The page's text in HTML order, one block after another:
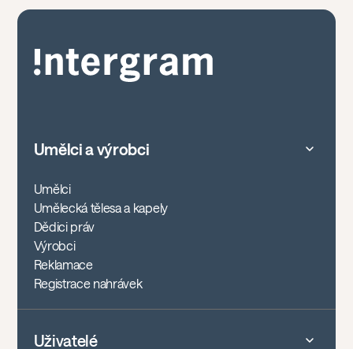
Umělci a výrobci
Umělci
Umělecká tělesa a kapely
Dědici práv
Výrobci
Reklamace
Registrace nahrávek
Uživatelé